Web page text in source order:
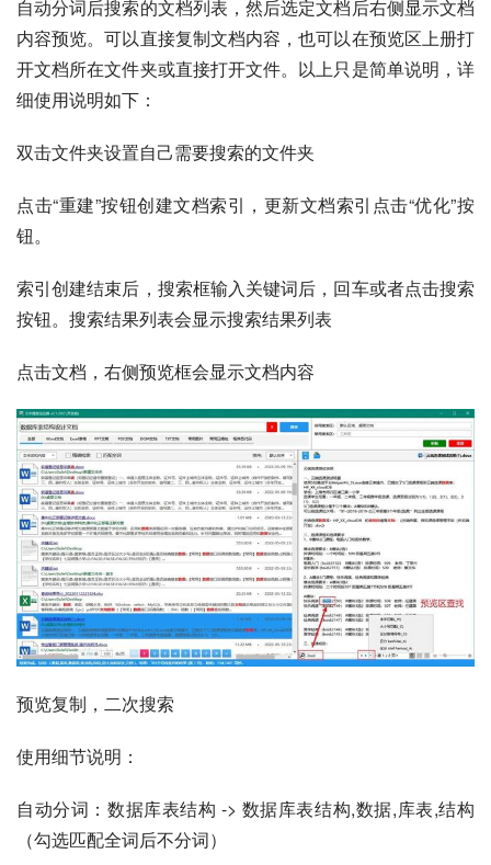
自动分词后搜索的文档列表，然后选定文档后右侧显示文档
内容预览。可以直接复制文档内容，也可以在预览区上册打
开文档所在文件夹或直接打开文件。以上只是简单说明，详
细使用说明如下：
双击文件夹设置自己需要搜索的文件夹
点击“重建”按钮创建文档索引，更新文档索引点击“优化”按
钮。
索引创建结束后，搜索框输入关键词后，回车或者点击搜索
按钮。搜索结果列表会显示搜索结果列表
点击文档，右侧预览框会显示文档内容
预览复制，二次搜索
使用细节说明：
自动分词：数据库表结构 -> 数据库表结构,数据,库表,结构
（勾选匹配全词后不分词）